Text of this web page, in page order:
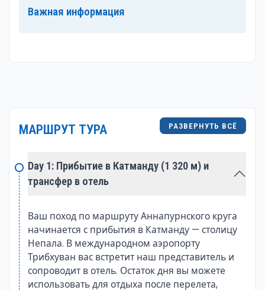
зелёных субтропических лесов и террасированных
региона, поход по Аннапурнскому кругу знакомит
путешественников с уникальными традициями
гурунгов, манангов и такиали вдоль маршрута
демонстрируют отличительную архитектуру,
обычаи и тёплое гостеприимство, предлагая
подлинное культурное погружение.
Поход включает посещение священных мест, таких
как Муктинатх, место большого религиозного
значения как для индуистов, так и для буддистов.
Важная информация
МАРШРУТ ТУРА РАЗВЕРНУТЬ ВСЁ
Day 1: Прибытие в Катманду (1 320 м) и
трансфер в отель
Ваш поход по маршруту Аннапурнского круга
начинается с прибытия в Катманду — столицу
Непала. В международном аэропорту
Трибхуван вас встретит наш представитель и
сопроводит в отель. Остаток дня вы можете
использовать для отдыха после перелета,